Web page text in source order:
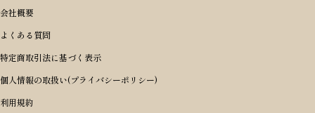
ボディバッグ・ウエストバッグ
長財布
二つ折り財布
三つ折り財布
コインケース・小銭入れ
BRIEFING ブリーフィング
Dakota ダコタ
CLEDRAN クレドラン
aniary アニアリ
CIE シー
男の子ランドセル
ランドセル小物・その他
レッド
ピンク
パープル(ラベンダー)
50,000円〜59,999円
60,000円〜69,999円
70,000円〜79,999円
80,000円〜
ヘッドカバー
ゴルフ小物
ゴルフウェア/アクセサリー
BRIEFING ブリーフィング
master-piece マスターピース
JONES ジョーンズ
木の庄帆布
結婚祝い
出産祝い
入学・進学祝い
成人祝い
就職・栄転祝い
男性向け
女性向け
10代
20代
30代
予算から探す
〜4,999円
5,000円〜9,999円
10,000円〜19,999円
20,000円〜29,999円
会社概要
よくある質問
特定商取引法に基づく表示
個人情報の取扱い(プライバシーポリシー)
利用規約